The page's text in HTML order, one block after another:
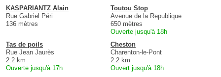
KASPARIANTZ Alain
Rue Gabriel Péri
136 mètres
Toutou Stop
Avenue de la Republique
650 mètres
Ouverte jusqu'à 18h
Tas de poils
Rue Jean Jaurès
2.2 km
Ouverte jusqu'à 17h
Cheston
Charenton-le-Pont
2.2 km
Ouvert jusqu'à 18h